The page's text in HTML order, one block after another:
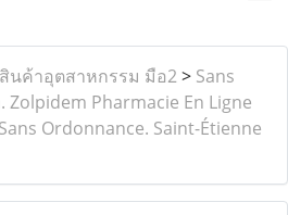
นค้าอุตสาหกรรม มือ2> Sans
Pharmacie En Ligne
Ordonnance. Saint-Étienne